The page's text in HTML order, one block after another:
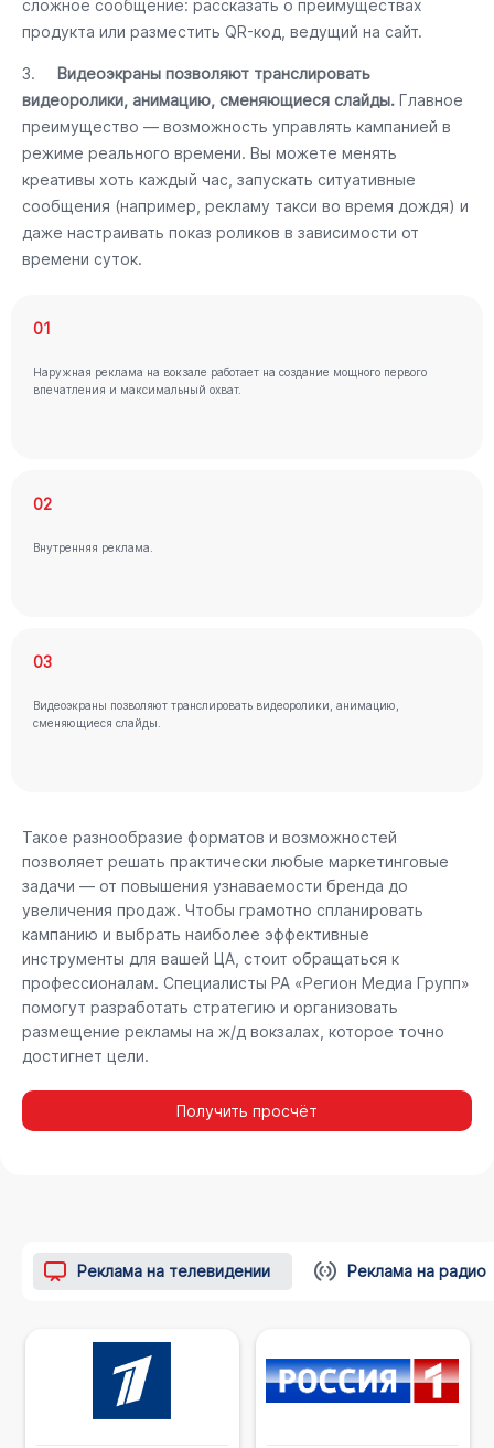
сложное сообщение: рассказать о преимуществах
продукта или разместить QR-код, ведущий на сайт.
3. Видеоэкраны позволяют транслировать
видеоролики, анимацию, сменяющиеся слайды. Главное
преимущество — возможность управлять кампанией в
режиме реального времени. Вы можете менять
креативы хоть каждый час, запускать ситуативные
сообщения (например, рекламу такси во время дождя) и
даже настраивать показ роликов в зависимости от
времени суток.
01
Наружная реклама на вокзале работает на создание мощного первого
впечатления и максимальный охват.
02
Внутренняя реклама.
03
Видеоэкраны позволяют транслировать видеоролики, анимацию,
сменяющиеся слайды.
Такое разнообразие форматов и возможностей
позволяет решать практически любые маркетинговые
задачи — от повышения узнаваемости бренда до
увеличения продаж. Чтобы грамотно спланировать
кампанию и выбрать наиболее эффективные
инструменты для вашей ЦА, стоит обращаться к
профессионалам. Специалисты РА «Регион Медиа Групп»
помогут разработать стратегию и организовать
размещение рекламы на ж/д вокзалах, которое точно
достигнет цели.
Получить просчёт
Реклама на телевидении Реклама на радио